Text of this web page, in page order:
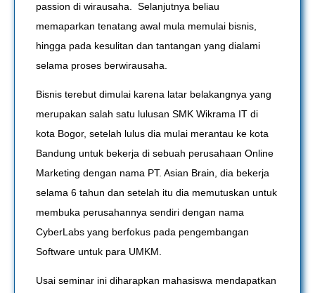
passion di wirausaha. Selanjutnya beliau
memaparkan tenatang awal mula memulai bisnis,
hingga pada kesulitan dan tantangan yang dialami
selama proses berwirausaha.
Bisnis terebut dimulai karena latar belakangnya yang
merupakan salah satu lulusan SMK Wikrama IT di
kota Bogor, setelah lulus dia mulai merantau ke kota
Bandung untuk bekerja di sebuah perusahaan Online
Marketing dengan nama PT. Asian Brain, dia bekerja
selama 6 tahun dan setelah itu dia memutuskan untuk
membuka perusahannya sendiri dengan nama
CyberLabs yang berfokus pada pengembangan
Software untuk para UMKM.
Usai seminar ini diharapkan mahasiswa mendapatkan